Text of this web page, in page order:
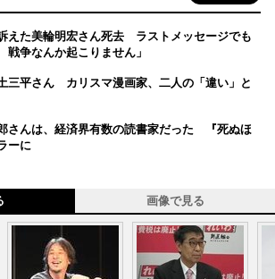
えた美輪明宏さん死去 ラストメッセージでも
争なんか起こりません」
三平さん カリスマ漫画家、二人の「違い」と
さんは、経済界有数の読書家だった 『死ぬほ
ーに
画像で見る